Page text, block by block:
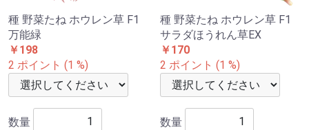
種 野菜たね ホウレン草 F1
万能緑
￥198
2 ポイント (1 %)
数量
種 野菜たね ホウレン草 F1
サラダほうれん草EX
￥170
2 ポイント (1 %)
数量